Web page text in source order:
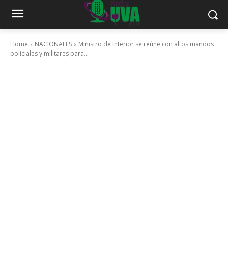
Home NACIONALES
Ministro de Interior se reúne con altos mandos
policiales y militares para...